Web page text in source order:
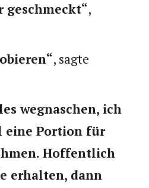
,
, sagte
wegnaschen, ich
eine Portion für
Hoffentlich
erhalten, dann